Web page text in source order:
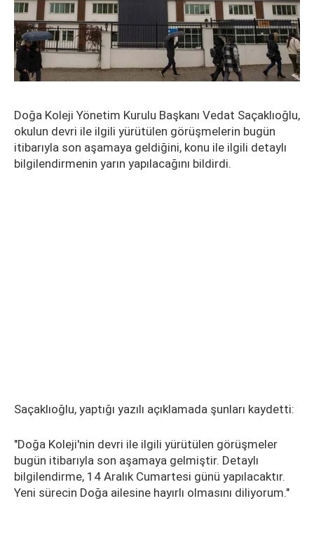
Doğa Koleji Yönetim Kurulu Başkanı Vedat Saçaklıoğlu,
okulun devri ile ilgili yürütülen görüşmelerin bugün
itibarıyla son aşamaya geldiğini, konu ile ilgili detaylı
bilgilendirmenin yarın yapılacağını bildirdi.
Saçaklıoğlu, yaptığı yazılı açıklamada şunları kaydetti:
"Doğa Koleji'nin devri ile ilgili yürütülen görüşmeler
bugün itibarıyla son aşamaya gelmiştir. Detaylı
bilgilendirme, 14 Aralık Cumartesi günü yapılacaktır.
Yeni sürecin Doğa ailesine hayırlı olmasını diliyorum."